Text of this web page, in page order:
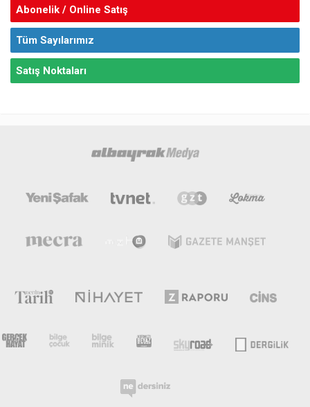
Abonelik / Online Satış
Tüm Sayılarımız
Satış Noktaları